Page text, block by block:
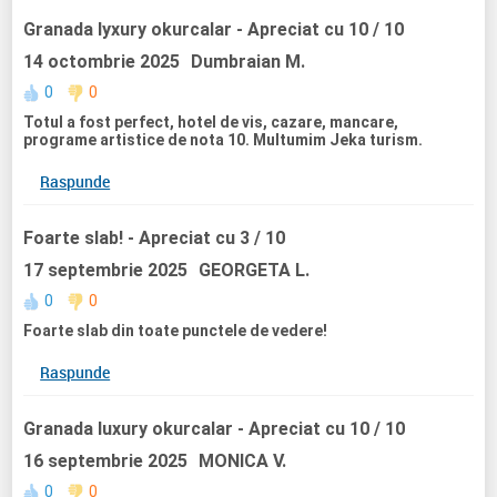
Granada lyxury okurcalar - Apreciat cu 10 / 10
14 octombrie 2025 Dumbraian M.
0
0
Totul a fost perfect, hotel de vis, cazare, mancare,
programe artistice de nota 10. Multumim Jeka turism.
Raspunde
Foarte slab! - Apreciat cu 3 / 10
17 septembrie 2025 GEORGETA L.
0
0
Foarte slab din toate punctele de vedere!
Raspunde
Granada luxury okurcalar - Apreciat cu 10 / 10
16 septembrie 2025 MONICA V.
0 0